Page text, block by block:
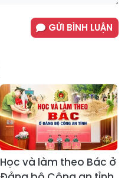
GỬI BÌNH LUẬN
Học và làm theo Bác ở